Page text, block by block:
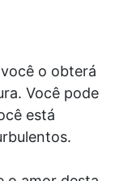
o obterá
Você pode
está